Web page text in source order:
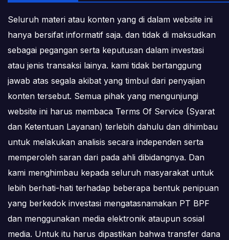
Seluruh materi atau konten yang di dalam website ini
hanya bersifat informatif saja. dan tidak di maksudkan
sebagai pegangan serta keputusan dalam investasi
atau jenis transaksi lainya. kami tidak bertanggung
jawab atas segala akibat yang timbul dari penyajian
konten tersebut. Semua pihak yang mengunjungi
website ini harus membaca Terms Of Service (Syarat
dan Ketentuan Layanan) terlebih dahulu dan dihimbau
untuk melakukan analisis secara independen serta
memperoleh saran dari pada ahli dibidangnya. Dan
kami menghimbau kepada seluruh masyarakat untuk
lebih berhati-hati terhadap beberapa bentuk penipuan
yang berkedok investasi mengatasnamakan PT BPF
dan menggunakan media elektronik ataupun sosial
media. Untuk itu harus dipastikan bahwa transfer dana